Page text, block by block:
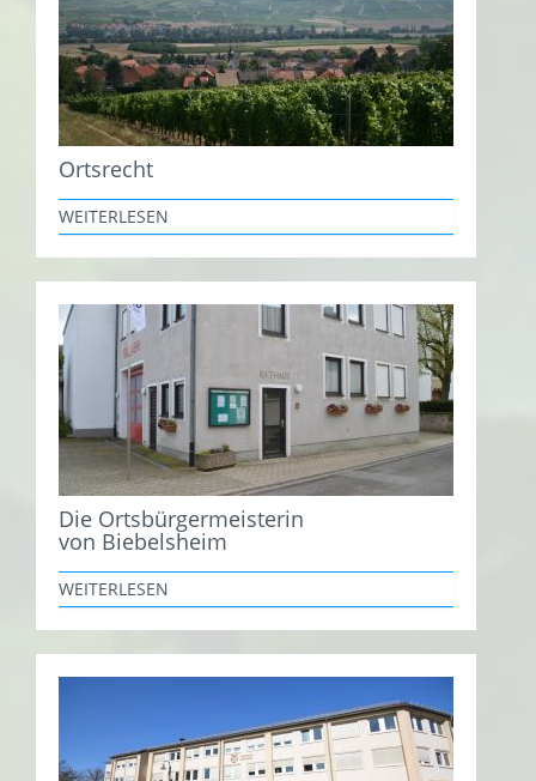
Ortsrecht
WEITERLESEN
Die Ortsbürgermeisterin
von Biebelsheim
WEITERLESEN